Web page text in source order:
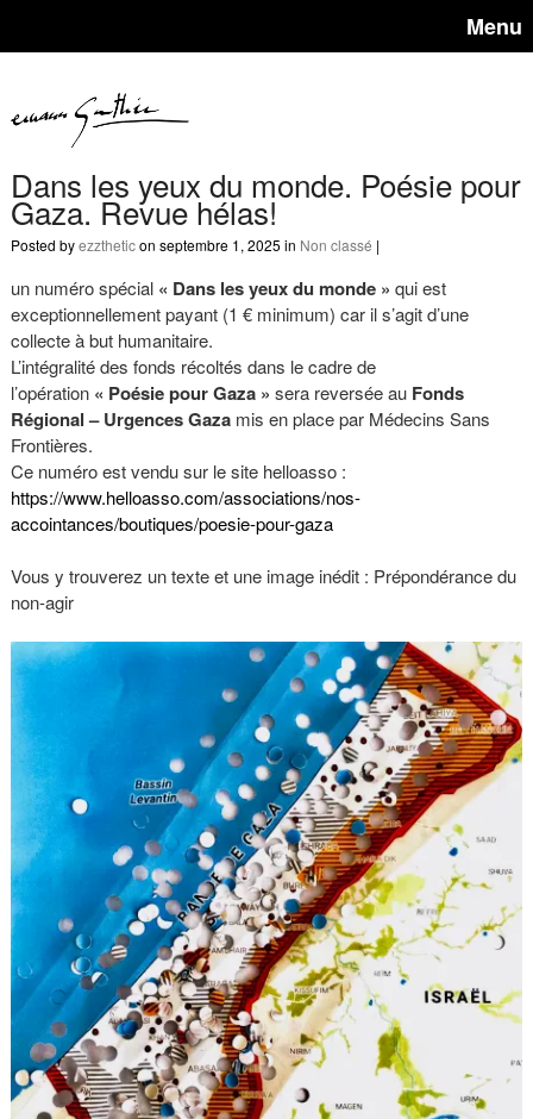
Menu
Dans les yeux du monde. Poésie pour
Gaza. Revue hélas!
Posted byezztheticon septembre 1, 2025 in Non classé |
un numéro spécial « Dans les yeux du monde » qui est
exceptionnellement payant (1 € minimum) car il s’agit d’une
collecte à but humanitaire.
L’intégralité des fonds récoltés dans le cadre de
l’opération « Poésie pour Gaza » sera reversée au Fonds
Régional – Urgences Gazamis en place par Médecins Sans
Frontières.
Ce numéro est vendusur le site helloasso :
https://www.helloasso.com/associations/nos-
accointances/boutiques/poesie-pour-gaza
Vous y trouverez un texte et une image inédit : Prépondérance du
non-agir